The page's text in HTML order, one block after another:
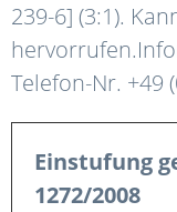
239-6] (3:1).
Telefon-Nr. +49
Einstufung
1272/2008